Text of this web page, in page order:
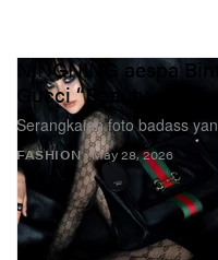
FASHION
NINGNING aespa
Gucci “Beauty and the
Serangkaian foto badass
May 28, 2026